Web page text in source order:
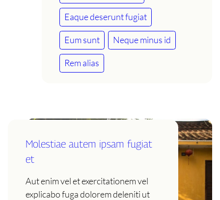
Eaque deserunt fugiat
Eum sunt Neque minus id
Rem alias
Molestiae autem ipsam fugiat
et
Aut enim vel et exercitationem vel
explicabo fuga dolorem deleniti ut